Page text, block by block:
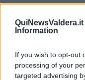
QuiNewsValdera.it
Information
If you wish to opt-out
processing of your
targeted advertising
La squadra che
nominato il nuovo Ds
prossimo campionato